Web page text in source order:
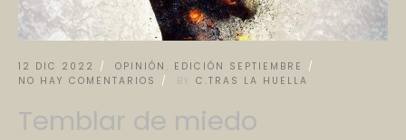
12 DIC 2022 OPINIÓN
EDICIÓN SEPTIEMBRE
NO HAY COMENTARIOS
BY C.TRAS LA HUELLA
Temblar de miedo